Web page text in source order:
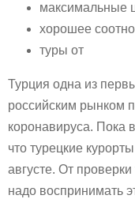
максимальные
хорошее
туры от
Турция одна из
российским рынком
коронавируса. Пока
что турецкие
августе. От
надо воспринимать